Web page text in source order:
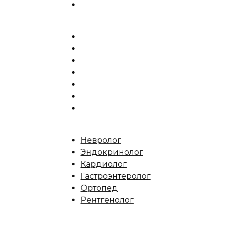
Невролог
Эндокринолог
Кардиолог
Гастроэнтеролог
Ортопед
Рентгенолог